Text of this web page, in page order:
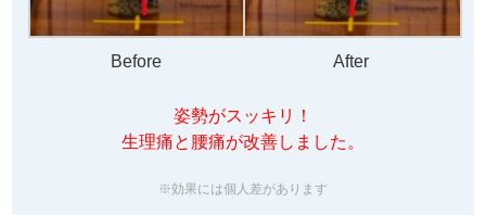
Before After
姿勢がスッキリ！
生理痛と腰痛が改善しました。
※効果には個人差があります